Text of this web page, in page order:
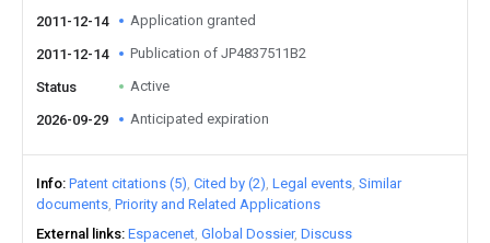
2011-12-14 Application granted
2011-12-14 Publication of JP4837511B2
Status Active
2026-09-29 Anticipated expiration
Info Patent citations (5) Cited by (2) Legal events Similar
documents Priority and Related Applications
External links Espacenet Global Dossier Discuss